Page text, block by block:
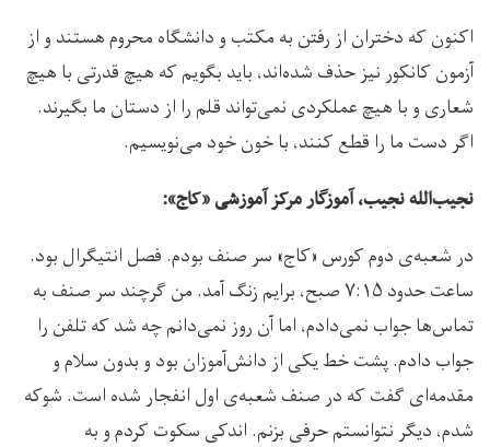
اکنون که دختران از رفتن به مکتب و دانشگاه محروم هستند و از
آزمون کانکور نیز حذف شده‌اند، باید بگویم که هیچ قدرتی با هیچ
شعاری و با هیچ عملکردی نمی‌تواند قلم را از دستان ما بگیرند.
اگر دست ما را قطع کنند، با خون خود می‌نویسیم.
نجیب‌الله نجیب، آموزگار مرکز آموزشی «کاج»:
در شعبه‌ی دوم کورس «کاج» سر صنف بودم. فصل انتیگرال بود.
ساعت حدود ۷:۱۵ صبح، برایم زنگ آمد. من گرچند سر صنف به
تماس‌ها جواب نمی‌دادم، اما آن روز نمی‌دانم چه شد که تلفن را
جواب دادم. پشت خط یکی از دانش‌آموزان بود و بدون سلام و
مقدمه‌ای گفت که در صنف شعبه‌ی اول انفجار شده است. شوکه
شدم، دیگر نتوانستم حرفی بزنم. اندکی سکوت کردم و به